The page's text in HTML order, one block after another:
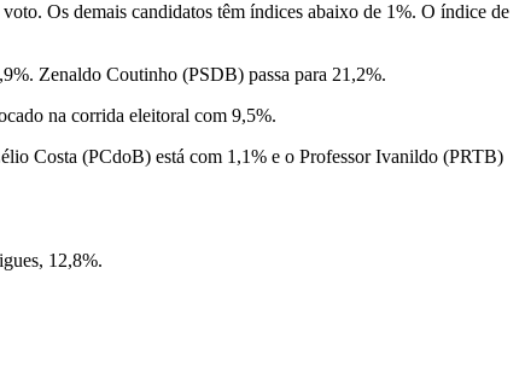
Os demais candidatos têm índices abaixo de 1%. O índice de
Zenaldo Coutinho (PSDB) passa para 21,2%.
na corrida eleitoral com 9,5%.
Costa (PCdoB) está com 1,1% e o Professor Ivanildo (PRTB)
12,8%.